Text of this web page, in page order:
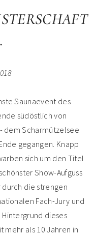
Saunaevent des
südöstlich von
dem Scharmützelsee
Ende gegangen. Knapp
sich um den Titel
Show-Aufguss
die strengen
Fach-Jury und
dieses
mehr als 10 Jahren in